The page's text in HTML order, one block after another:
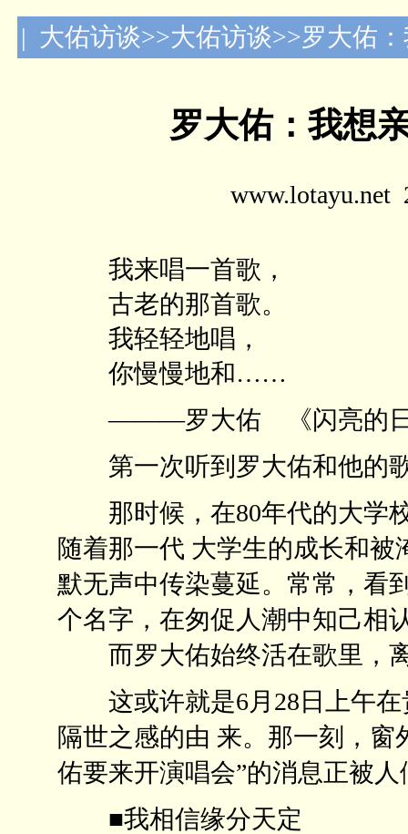
| 大佑访谈>>大佑访谈>>罗大佑
罗大佑：我想
www.lotayu.net
我来唱一首歌，
古老的那首歌。
我轻轻地唱，
你慢慢地和……
———罗大佑 《闪亮的日
第一次听到罗大佑和他的
那时候，在80年代的大学校
随着那一代 大学生的成长和被
默无声中传染蔓延。常常，看
个名字，在匆促人潮中知己相
而罗大佑始终活在歌里，
这或许就是6月28日上午在
隔世之感的由 来。那一刻，
佑要来开演唱会”的消息正被
■我相信缘分天定